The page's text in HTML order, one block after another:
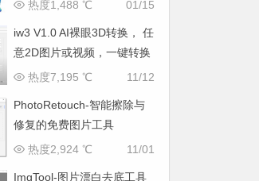
01/15
热度1,488 ℃
iw3 V1.0 AI裸眼3D转换， 任
意2D图片或视频，一键转换
为3D，支持VR观看
11/12
热度7,195 ℃
PhotoRetouch-智能擦除与
修复的免费图片工具
11/01
热度2,924 ℃
ImgTool-图片漂白去底工具